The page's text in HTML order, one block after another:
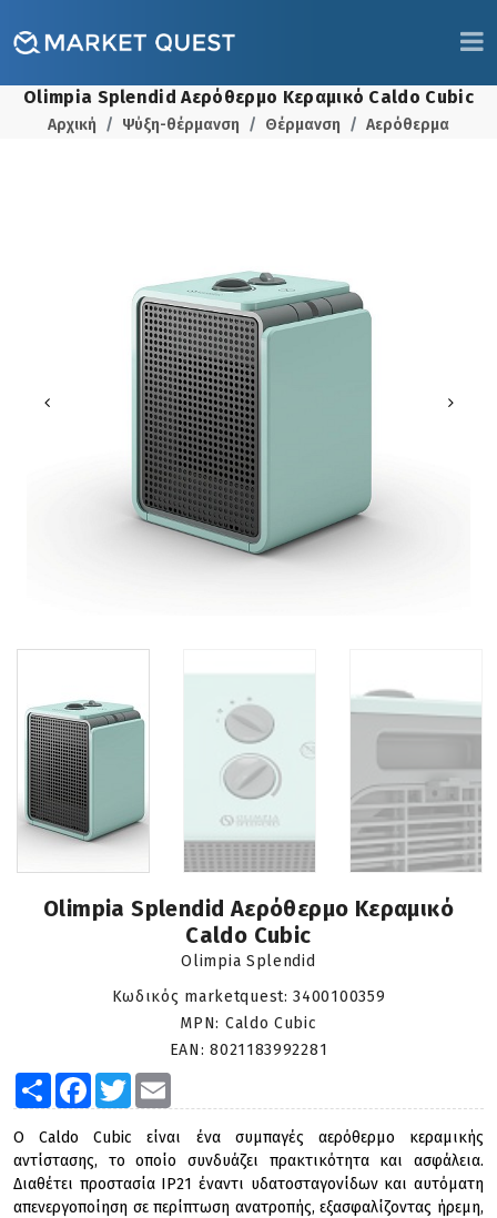
Olimpia Splendid Αερόθερμο Κεραμικό Caldo Cubic
Αρχική Ψύξη-θέρμανση Θέρμανση Αερόθερμα
Olimpia Splendid Αερόθερμο Κεραμικό
Caldo Cubic
Olimpia Splendid
Κωδικός marketquest:3400100359
MPN: Caldo Cubic
EAN:8021183992281
Share Facebook
Twitter
Ο Caldo Cubic είναι ένα συμπαγές αερόθερμο κεραμικής
αντίστασης, το οποίο συνδυάζει πρακτικότητα και ασφάλεια.
Διαθέτει προστασία IP21 έναντι υδατοσταγονίδων και αυτόματη
απενεργοποίηση σε περίπτωση ανατροπής, εξασφαλίζοντας ήρεμη,